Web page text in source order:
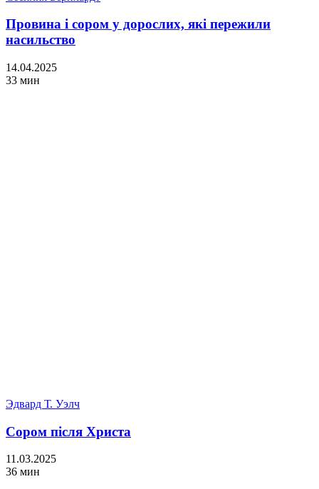
Провина і сором у дорослих, які пережили
насильство
14.04.2025
33 мин
Эдвард Т. Уэлч
Сором після Христа
11.03.2025
36 мин